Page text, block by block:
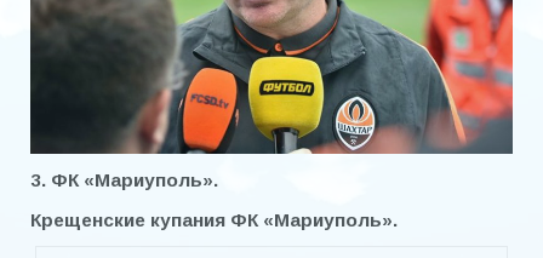
3. ФК «Мариуполь».
Крещенские купания ФК «Мариуполь».